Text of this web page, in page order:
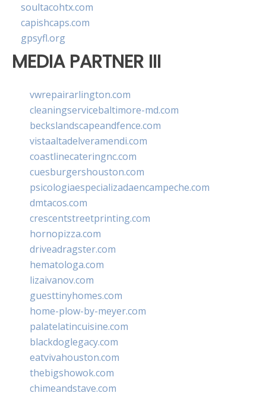
soultacohtx.com
capishcaps.com
gpsyfl.org
MEDIA PARTNER III
vwrepairarlington.com
cleaningservicebaltimore-md.com
beckslandscapeandfence.com
vistaaltadelveramendi.com
coastlinecateringnc.com
cuesburgershouston.com
psicologiaespecializadaencampeche.com
dmtacos.com
crescentstreetprinting.com
hornopizza.com
driveadragster.com
hematologa.com
lizaivanov.com
guesttinyhomes.com
home-plow-by-meyer.com
palatelatincuisine.com
blackdoglegacy.com
eatvivahouston.com
thebigshowok.com
chimeandstave.com